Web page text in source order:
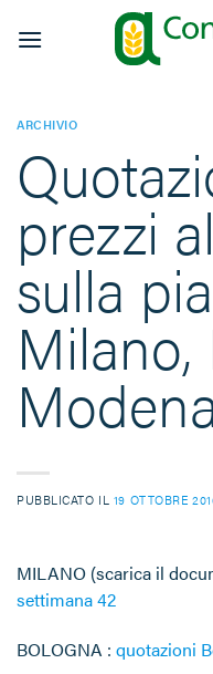
ARCHIVIO
prezzi
sulla
PUBBLICATO IL 19 OTTOBRE
MILANO (scarica il
settimana 42
BOLOGNA : quotazioni